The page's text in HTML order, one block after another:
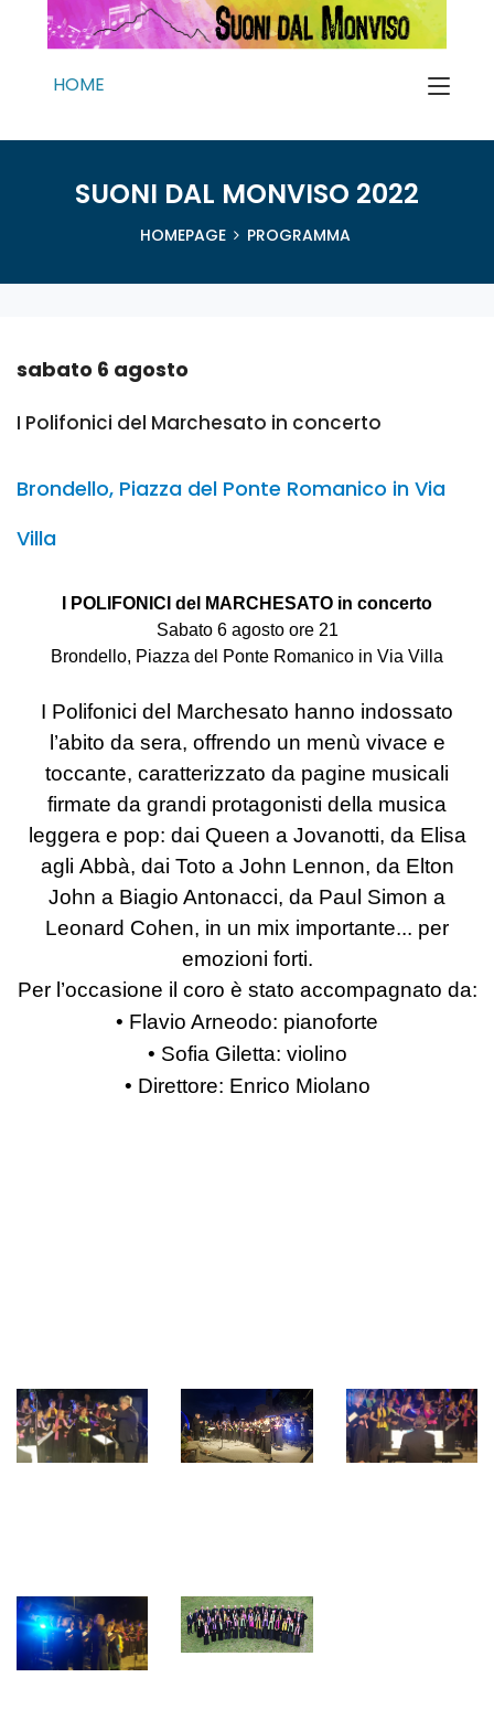
HOME
SUONI DAL MONVISO 2022
HOMEPAGE PROGRAMMA
sabato 6 agosto
I Polifonici del Marchesato in concerto
Brondello, Piazza del Ponte Romanico in Via
Villa
I POLIFONICI del MARCHESATO in concerto
Sabato 6 agosto ore 21
Brondello, Piazza del Ponte Romanico in Via Villa
I Polifonici del Marchesato hanno indossato
l’abito da sera, offrendo un menù vivace e
toccante, caratterizzato da pagine musicali
firmate da grandi protagonisti della musica
leggera e pop: dai Queen a Jovanotti, da Elisa
agli Abbà, dai Toto a John Lennon, da Elton
John a Biagio Antonacci, da Paul Simon a
Leonard Cohen, in un mix importante... per
emozioni forti.
Per l’occasione il coro è stato accompagnato da:
• Flavio Arneodo: pianoforte
• Sofia Giletta: violino
• Direttore: Enrico Miolano